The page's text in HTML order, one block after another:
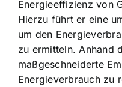
Energieeffizienz von
Hierzu führt er eine
um den
zu ermitteln. Anhand
maßgeschneiderte
Energieverbrauch zu